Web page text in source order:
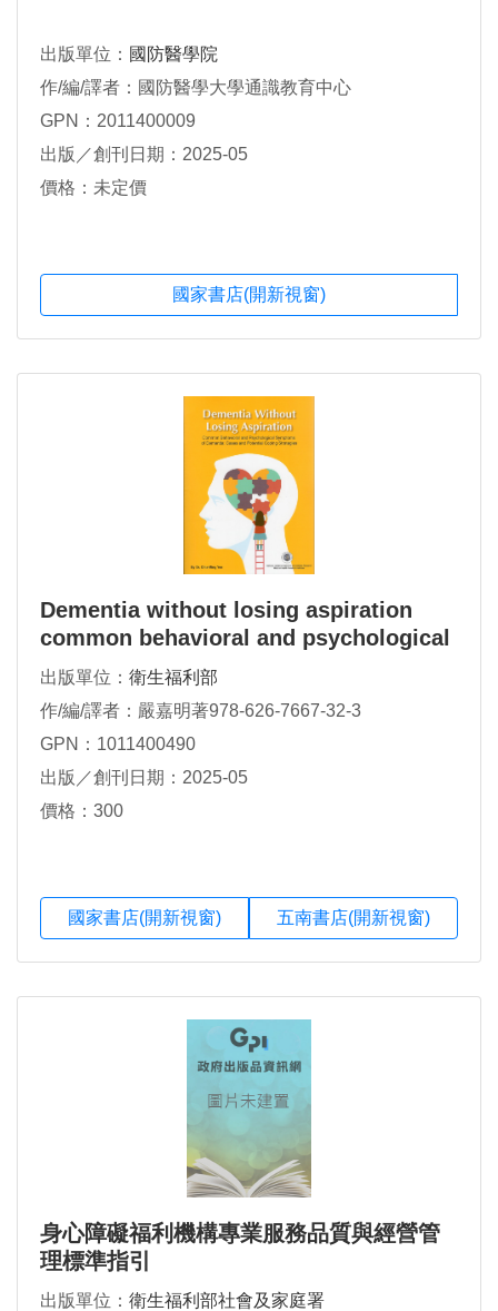
出版單位： 國防醫學院
作/編/譯者：國防醫學大學通識教育中心
GPN：2011400009
出版／創刊日期：2025-05
價格：未定價
國家書店(開新視窗)
Dementia without losing aspiration
common behavioral and psychological
symptoms of dementia (英文版)
出版單位： 衛生福利部
作/編/譯者：嚴嘉明著978-626-7667-32-3
GPN：1011400490
出版／創刊日期：2025-05
價格：300
國家書店(開新視窗) 五南書店(開新視窗)
身心障礙福利機構專業服務品質與經營管
理標準指引
出版單位： 衛生福利部社會及家庭署